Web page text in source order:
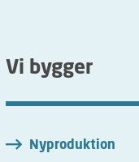
Vi bygger
Nyproduktion